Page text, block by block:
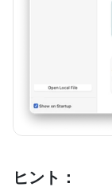
ヒント：